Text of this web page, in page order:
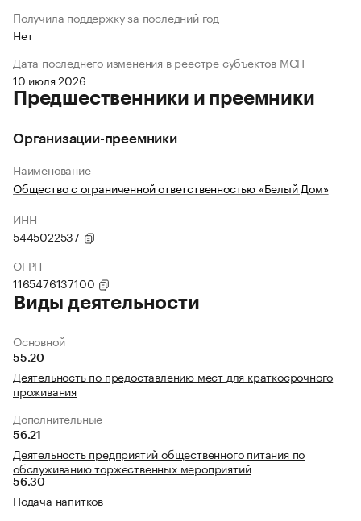
Получила поддержку за последний год
Нет
Дата последнего изменения в реестре субъектов МСП
10 июля 2026
Предшественники и преемники
Организации-преемники
Наименование
Общество с ограниченной ответственностью «Белый Дом»
ИНН
5445022537
ОГРН
1165476137100
Виды деятельности
Основной
55.20
Деятельность по предоставлению мест для краткосрочного
проживания
Дополнительные
56.21
Деятельность предприятий общественного питания по
обслуживанию торжественных мероприятий
56.30
Подача напитков